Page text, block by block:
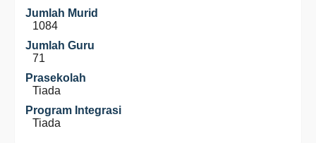
Jumlah Murid
1084
Jumlah Guru
71
Prasekolah
Tiada
Program Integrasi
Tiada